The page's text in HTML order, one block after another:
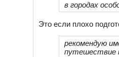
в городах
Это если плохо
рекомендую
путешествие